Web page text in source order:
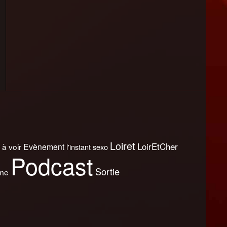
voir Evènement l'instant sexo Loiret LoirEtCher
Podcast Sortie